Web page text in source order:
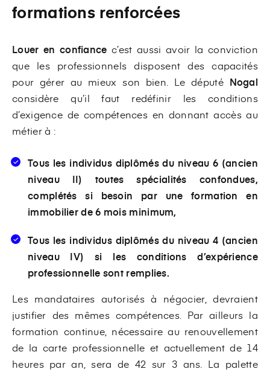
formations renforcées
Louer en confiance c’est aussi avoir la conviction
que les professionnels disposent des capacités
pour gérer au mieux son bien. Le député Nogal
considère qu’il faut redéfinir les conditions
d’exigence de compétences en donnant accès au
métier à :
Tous les individus diplômés du niveau 6 (ancien
niveau II) toutes spécialités confondues,
complétés si besoin par une formation en
immobilier de 6 mois minimum,
Tous les individus diplômés du niveau 4 (ancien
niveau IV) si les conditions d’expérience
professionnelle sont remplies.
Les mandataires autorisés à négocier, devraient
justifier des mêmes compétences. Par ailleurs la
formation continue, nécessaire au renouvellement
de la carte professionnelle et actuellement de 14
heures par an, sera de 42 sur 3 ans. La palette